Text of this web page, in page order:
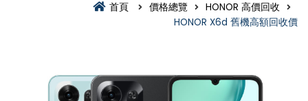
首頁 價格總覽
HONOR 高價回收
HONOR X6d 舊機高額回收價